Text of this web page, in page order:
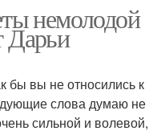
немолодой
бы вы не относились к
слова думаю не
сильной и волевой,